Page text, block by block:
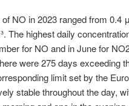
NO in 2023 ranged from
The highest daily
for NO and in June for
were 275 days exceeding
limit set by the
stable throughout the day,